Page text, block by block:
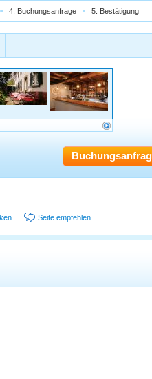
4. Buchungsanfrage 5. Bestätigung
Seite empfehlen